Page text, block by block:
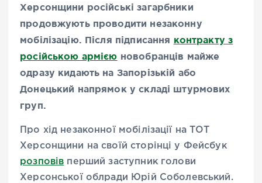
Херсонщини російські загарбники
продовжують проводити незаконну
мобілізацію. Після підписання контракту з
російською армією новобранців майже
одразу кидають на Запорізькій або
Донецький напрямок у складі штурмових
груп.
Про хід незаконної мобілізації на ТОТ
Херсонщини на своїй сторінці у Фейсбук
розповів перший заступник голови
Херсонської облради Юрій Соболевський.